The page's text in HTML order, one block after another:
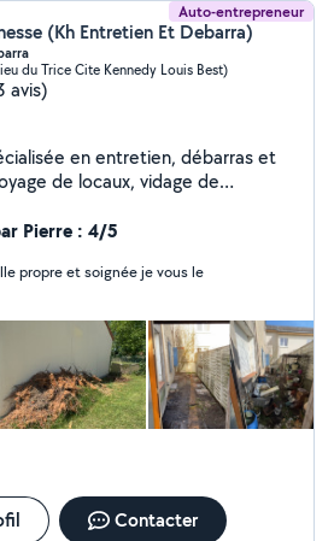
Auto-entrepreneur
(Kh Entretien Et Debarra)
du Trice Cite Kennedy Louis Best)
avis)
en entretien, débarras et
de locaux, vidage de
sérieux, rapide et adapté à
Pierre : 4/5
propre et soignée je vous le
Contacter